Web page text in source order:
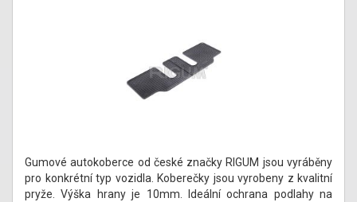
Gumové autokoberce od české značky RIGUM jsou vyráběny
pro konkrétní typ vozidla. Koberečky jsou vyrobeny z kvalitní
pryže. Výška hrany je 10mm. Ideální ochrana podlahy na